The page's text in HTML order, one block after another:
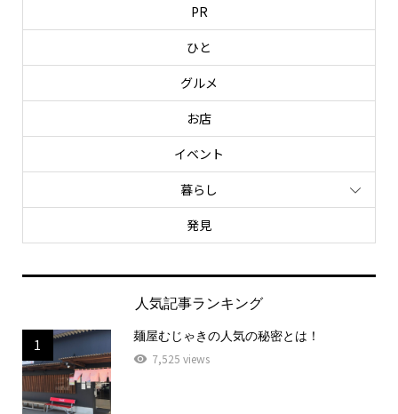
PR
ひと
グルメ
お店
イベント
暮らし
発見
人気記事ランキング
1
麺屋むじゃきの人気の秘密とは！
7,525 views